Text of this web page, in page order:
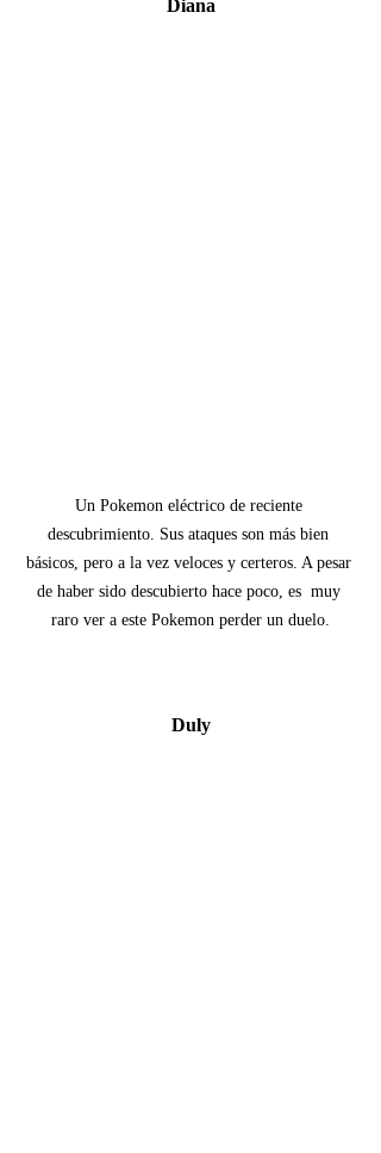
Diana
Un Pokemon eléctrico de reciente
descubrimiento. Sus ataques son más bien
básicos, pero a la vez veloces y certeros. A pesar
de haber sido descubierto hace poco, es  muy
raro ver a este Pokemon perder un duelo.
Duly